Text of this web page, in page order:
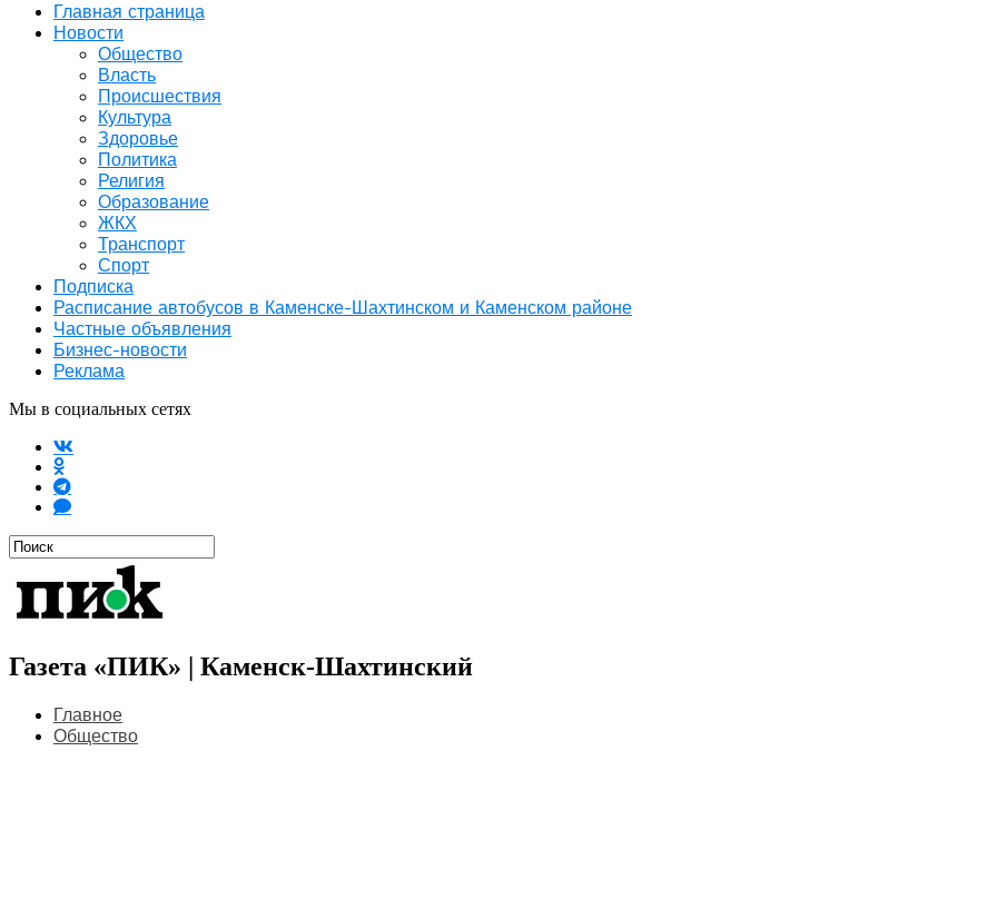
Главная страница
Новости
Общество
Власть
Происшествия
Культура
Здоровье
Политика
Религия
Образование
ЖКХ
Транспорт
Спорт
Подписка
Расписание автобусов в Каменске-Шахтинском и Каменском районе
Частные объявления
Бизнес-новости
Реклама
Мы в социальных сетях
Газета «ПИК» | Каменск-Шахтинский
Главное
Общество